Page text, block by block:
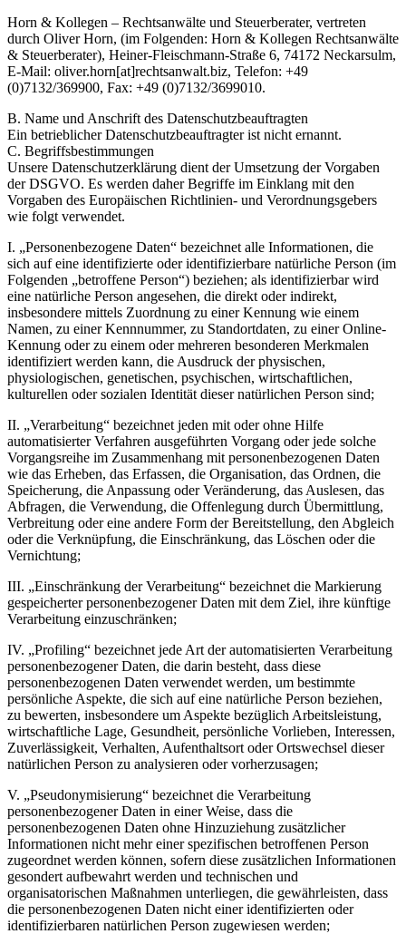
Horn & Kollegen – Rechtsanwälte und Steuerberater, vertreten
durch Oliver Horn, (im Folgenden: Horn & Kollegen Rechtsanwälte
& Steuerberater), Heiner-Fleischmann-Straße 6, 74172 Neckarsulm,
E-Mail: oliver.horn[at]rechtsanwalt.biz, Telefon: +49
(0)7132/369900, Fax: +49 (0)7132/3699010.
B. Name und Anschrift des Datenschutzbeauftragten
Ein betrieblicher Datenschutzbeauftragter ist nicht ernannt.
C. Begriffsbestimmungen
Unsere Datenschutzerklärung dient der Umsetzung der Vorgaben
der DSGVO. Es werden daher Begriffe im Einklang mit den
Vorgaben des Europäischen Richtlinien- und Verordnungsgebers
wie folgt verwendet.
I. „Personenbezogene Daten“ bezeichnet alle Informationen, die
sich auf eine identifizierte oder identifizierbare natürliche Person (im
Folgenden „betroffene Person“) beziehen; als identifizierbar wird
eine natürliche Person angesehen, die direkt oder indirekt,
insbesondere mittels Zuordnung zu einer Kennung wie einem
Namen, zu einer Kennnummer, zu Standortdaten, zu einer Online-
Kennung oder zu einem oder mehreren besonderen Merkmalen
identifiziert werden kann, die Ausdruck der physischen,
physiologischen, genetischen, psychischen, wirtschaftlichen,
kulturellen oder sozialen Identität dieser natürlichen Person sind;
II. „Verarbeitung“ bezeichnet jeden mit oder ohne Hilfe
automatisierter Verfahren ausgeführten Vorgang oder jede solche
Vorgangsreihe im Zusammenhang mit personenbezogenen Daten
wie das Erheben, das Erfassen, die Organisation, das Ordnen, die
Speicherung, die Anpassung oder Veränderung, das Auslesen, das
Abfragen, die Verwendung, die Offenlegung durch Übermittlung,
Verbreitung oder eine andere Form der Bereitstellung, den Abgleich
oder die Verknüpfung, die Einschränkung, das Löschen oder die
Vernichtung;
III. „Einschränkung der Verarbeitung“ bezeichnet die Markierung
gespeicherter personenbezogener Daten mit dem Ziel, ihre künftige
Verarbeitung einzuschränken;
IV. „Profiling“ bezeichnet jede Art der automatisierten Verarbeitung
personenbezogener Daten, die darin besteht, dass diese
personenbezogenen Daten verwendet werden, um bestimmte
persönliche Aspekte, die sich auf eine natürliche Person beziehen,
zu bewerten, insbesondere um Aspekte bezüglich Arbeitsleistung,
wirtschaftliche Lage, Gesundheit, persönliche Vorlieben, Interessen,
Zuverlässigkeit, Verhalten, Aufenthaltsort oder Ortswechsel dieser
natürlichen Person zu analysieren oder vorherzusagen;
V. „Pseudonymisierung“ bezeichnet die Verarbeitung
personenbezogener Daten in einer Weise, dass die
personenbezogenen Daten ohne Hinzuziehung zusätzlicher
Informationen nicht mehr einer spezifischen betroffenen Person
zugeordnet werden können, sofern diese zusätzlichen Informationen
gesondert aufbewahrt werden und technischen und
organisatorischen Maßnahmen unterliegen, die gewährleisten, dass
die personenbezogenen Daten nicht einer identifizierten oder
identifizierbaren natürlichen Person zugewiesen werden;